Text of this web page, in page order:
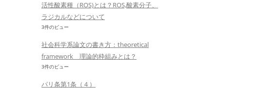
活性酸素種（ROS)とは？ROS,酸素分子、
ラジカルなどについて
3件のビュー
社会科学系論文の書き方：theoretical
framework 理論的枠組みとは？
3件のビュー
パリ条第1条（４）